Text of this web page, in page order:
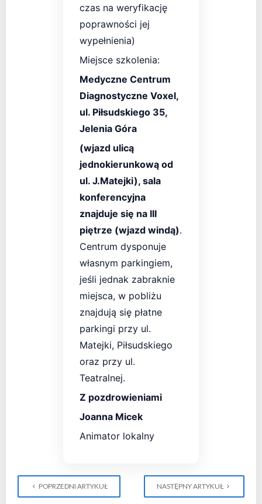
czas na weryfikację
poprawności jej
wypełnienia)
Miejsce szkolenia:
Medyczne Centrum
Diagnostyczne Voxel,
ul. Piłsudskiego 35,
Jelenia Góra
(wjazd ulicą
jednokierunkową od
ul. J.Matejki), sala
konferencyjna
znajduje się na III
piętrze (wjazd windą).
Centrum dysponuje
własnym parkingiem,
jeśli jednak zabraknie
miejsca, w pobliżu
znajdują się płatne
parkingi przy ul.
Matejki, Piłsudskiego
oraz przy ul.
Teatralnej.
Z pozdrowieniami
Joanna Micek
Animator lokalny
POPRZEDNI ARTYKUŁ NASTĘPNY ARTYKUŁ